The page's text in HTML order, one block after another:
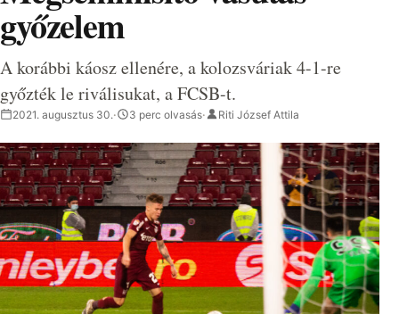
győzelem
A korábbi káosz ellenére, a kolozsváriak 4-1-re
győzték le riválisukat, a FCSB-t.
2021. augusztus 30.· 3 perc olvasás· Riti József Attila